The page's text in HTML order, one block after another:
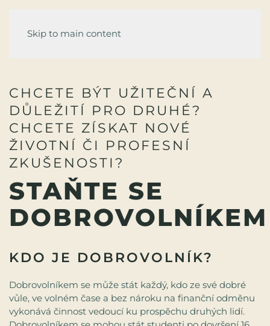
Skip to main content
CHCETE BÝT UŽITEČNÍ A
DŮLEŽITÍ PRO DRUHÉ?
CHCETE ZÍSKAT NOVÉ
ŽIVOTNÍ ČI PROFESNÍ
ZKUŠENOSTI?
STAŇTE SE
DOBROVOLNÍKEM
KDO JE DOBROVOLNÍK?
Dobrovolníkem se může stát každý, kdo ze své dobré
vůle, ve volném čase a bez nároku na finanční odměnu
vykonává činnost vedoucí ku prospěchu druhých lidí.